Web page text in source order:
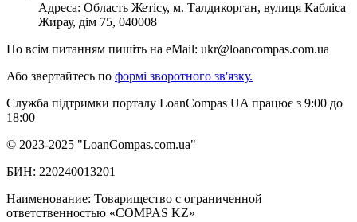
Адреса: Область Жетісу, м. Талдикорган, вулиця Кабліса
Жирау, дім 75, 040008
По всім питанням пишіть на eMail: ukr@loancompas.com.ua
Або звертайтесь по формі зворотного зв'язку.
Служба підтримки порталу LoanCompas UA працює з 9:00 до
18:00
© 2023-2025 "LoanCompas.com.ua"
БИН: 220240013201
Наименование: Товарищество с ограниченной
ответственностью «COMPAS KZ»